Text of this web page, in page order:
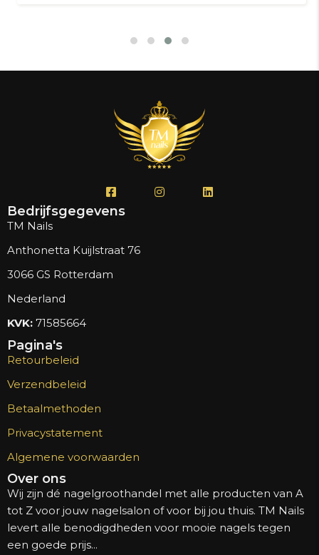
Bedrijfsgegevens
TM Nails
Anthonetta Kuijlstraat 76
3066 GS Rotterdam
Nederland
KVK: 71585664
Pagina's
Retourbeleid
Verzendbeleid
Betaalmethoden
Privacystatement
Algemene voorwaarden
Over ons
Wij zijn dé nagelgroothandel met alle producten van A
tot Z voor jouw nagelsalon of voor bij jou thuis. TM Nails
levert alle benodigdheden voor mooie nagels tegen
een goede prijs...